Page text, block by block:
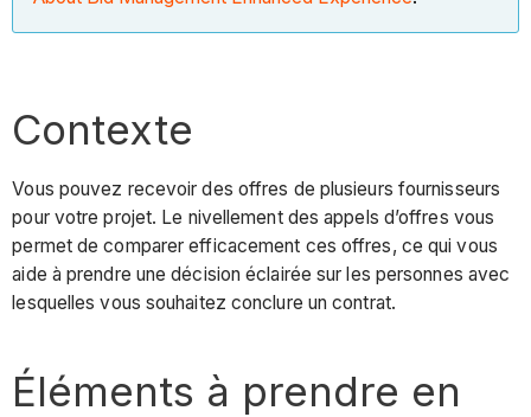
Contexte
Vous pouvez recevoir des offres de plusieurs fournisseurs
pour votre projet. Le nivellement des appels d’offres vous
permet de comparer efficacement ces offres, ce qui vous
aide à prendre une décision éclairée sur les personnes avec
lesquelles vous souhaitez conclure un contrat.
Éléments à prendre en